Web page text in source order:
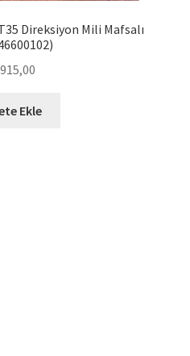
Direksiyon Mili Mafsalı
Ekle